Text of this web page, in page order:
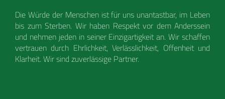
Die Würde der Menschen ist für uns unantastbar, im Leben
bis zum Sterben. Wir haben Respekt vor dem Anderssein
und nehmen jeden in seiner Einzigartigkeit an. Wir schaffen
vertrauen durch Ehrlichkeit, Verlässlichkeit, Offenheit und
Klarheit. Wir sind zuverlässige Partner.